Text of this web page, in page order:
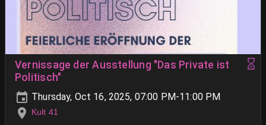
Vernissage der Ausstellung "Das Private ist
Politisch"
Thursday, Oct 16, 2025, 07:00 PM-11:00 PM
Kult 41